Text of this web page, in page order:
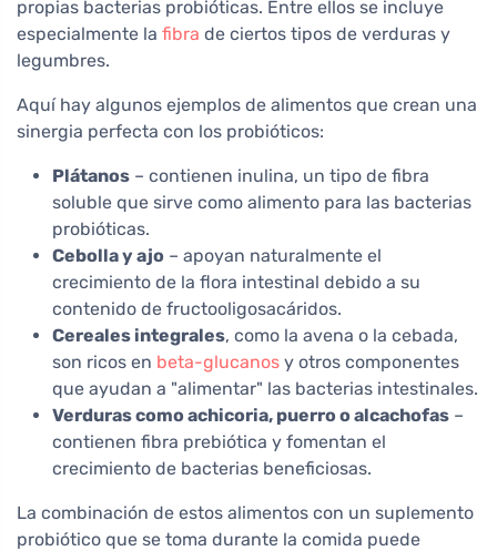
propias bacterias probióticas. Entre ellos se incluye
especialmente la fibra de ciertos tipos de verduras y
legumbres.
Aquí hay algunos ejemplos de alimentos que crean una
sinergia perfecta con los probióticos:
Plátanos – contienen inulina, un tipo de fibra
soluble que sirve como alimento para las bacterias
probióticas.
Cebolla y ajo – apoyan naturalmente el
crecimiento de la flora intestinal debido a su
contenido de fructooligosacáridos.
Cereales integrales, como la avena o la cebada,
son ricos en beta-glucanos y otros componentes
que ayudan a "alimentar" las bacterias intestinales.
Verduras como achicoria, puerro o alcachofas –
contienen fibra prebiótica y fomentan el
crecimiento de bacterias beneficiosas.
La combinación de estos alimentos con un suplemento
probiótico que se toma durante la comida puede